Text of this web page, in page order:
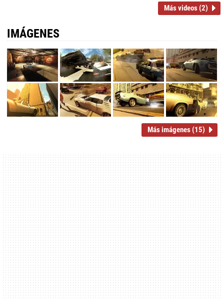
Más videos (2)
IMÁGENES
Más imágenes (15)